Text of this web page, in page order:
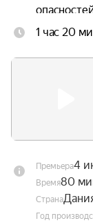
непростая
1 час 20
Премьера4
Время80
Страна
Год